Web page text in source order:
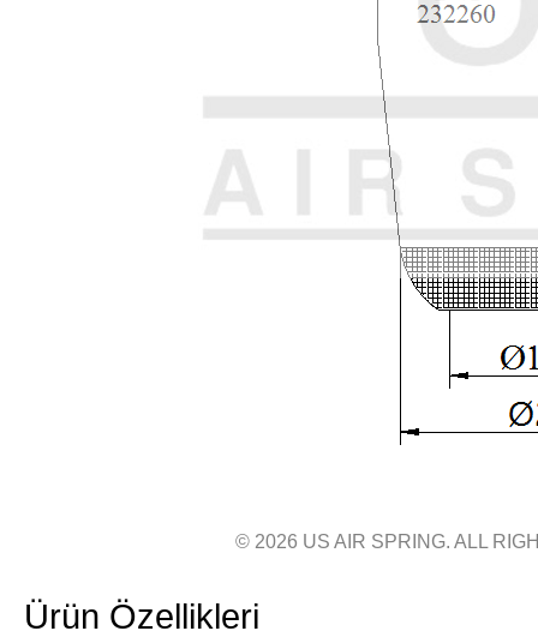
© 2026 US AIR SPRING. ALL
Ürün Özellikleri